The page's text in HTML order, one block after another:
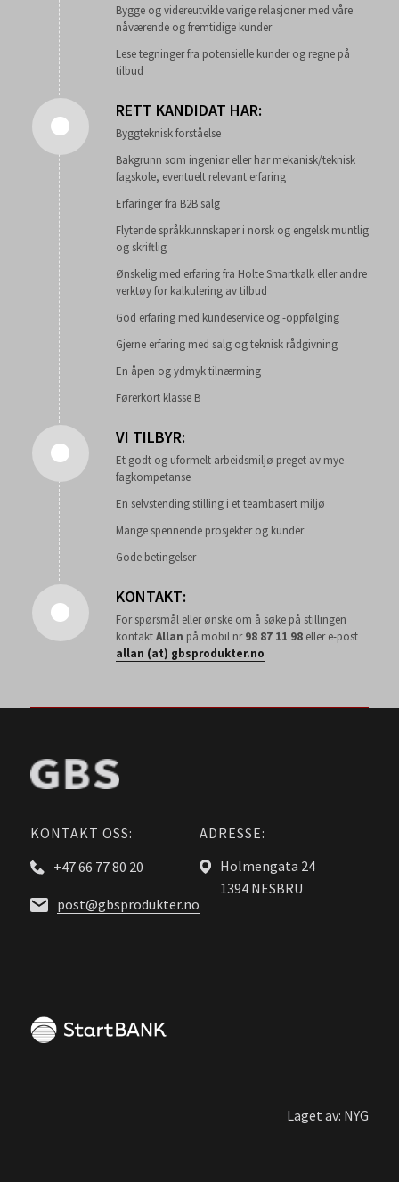
Bygge og videreutvikle varige relasjoner med våre
nåværende og fremtidige kunder
Lese tegninger fra potensielle kunder og regne på
tilbud
RETT KANDIDAT HAR:
Byggteknisk forståelse
Bakgrunn som ingeniør eller har mekanisk/teknisk
fagskole, eventuelt relevant erfaring
Erfaringer fra B2B salg
Flytende språkkunnskaper i norsk og engelsk muntlig
og skriftlig
Ønskelig med erfaring fra Holte Smartkalk eller andre
verktøy for kalkulering av tilbud
God erfaring med kundeservice og -oppfølging
Gjerne erfaring med salg og teknisk rådgivning
En åpen og ydmyk tilnærming
Førerkort klasse B
VI TILBYR:
Et godt og uformelt arbeidsmiljø preget av mye
fagkompetanse
En selvstending stilling i et teambasert miljø
Mange spennende prosjekter og kunder
Gode betingelser
KONTAKT:
For spørsmål eller ønske om å søke på stillingen
kontaktAllan på mobil nr98 87 11 98eller e-post
allan (at) gbsprodukter.no
KONTAKT OSS:
+47 66 77 80 20
post@gbsprodukter.no
ADRESSE:
Holmengata 24
1394 NESBRU
Laget av: NYG